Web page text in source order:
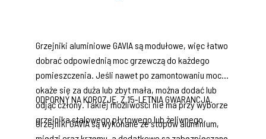
Grzejniki aluminiowe GAVIA są modułowe, więc łatwo
dobrać odpowiednią moc grzewczą do każdego
pomieszczenia. Jeśli nawet po zamontowaniu moc
okaże się za duża lub zbyt mała, można dodać lub
odjąć człony. Takiej możliwości nie ma przy wyborze
grzejnika stalowego płytowego lub żeliwnego.
ODPORNY NA KOROZJĘ, Z 15-LETNIĄ GWARANCJĄ.
Grzejniki GAVIA są wykonane ze stopów aluminium,